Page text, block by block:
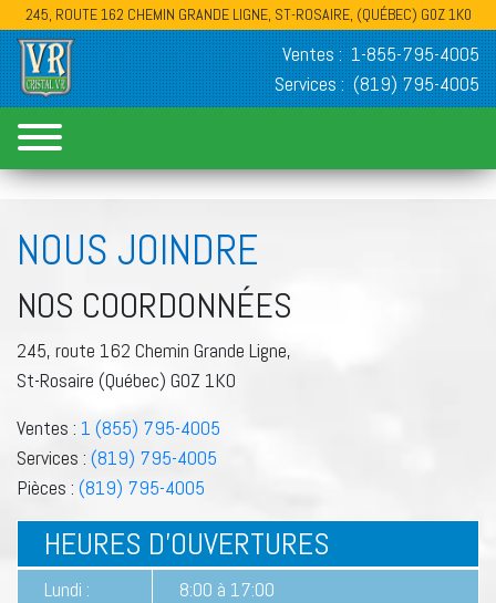
245, ROUTE 162 CHEMIN GRANDE LIGNE, ST-ROSAIRE, (QUÉBEC) G0Z 1K0
Ventes : 1-855-795-4005
Services : (819) 795-4005
NOUS JOINDRE
NOS COORDONNÉES
245, route 162 Chemin Grande Ligne,
St-Rosaire (Québec) G0Z 1K0
Ventes : 1 (855) 795-4005
Services : (819) 795-4005
Pièces : (819) 795-4005
HEURES D’OUVERTURES
Lundi :
8:00 à 17:00